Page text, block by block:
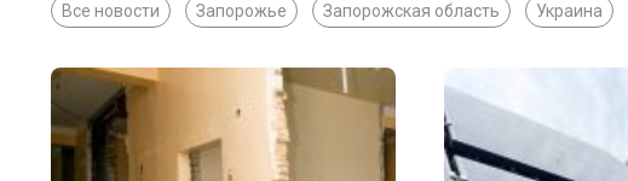
Все новости Запорожье Запорожская область Украина